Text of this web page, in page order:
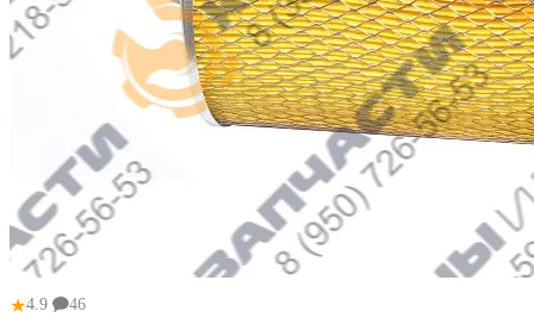
★4.9 46